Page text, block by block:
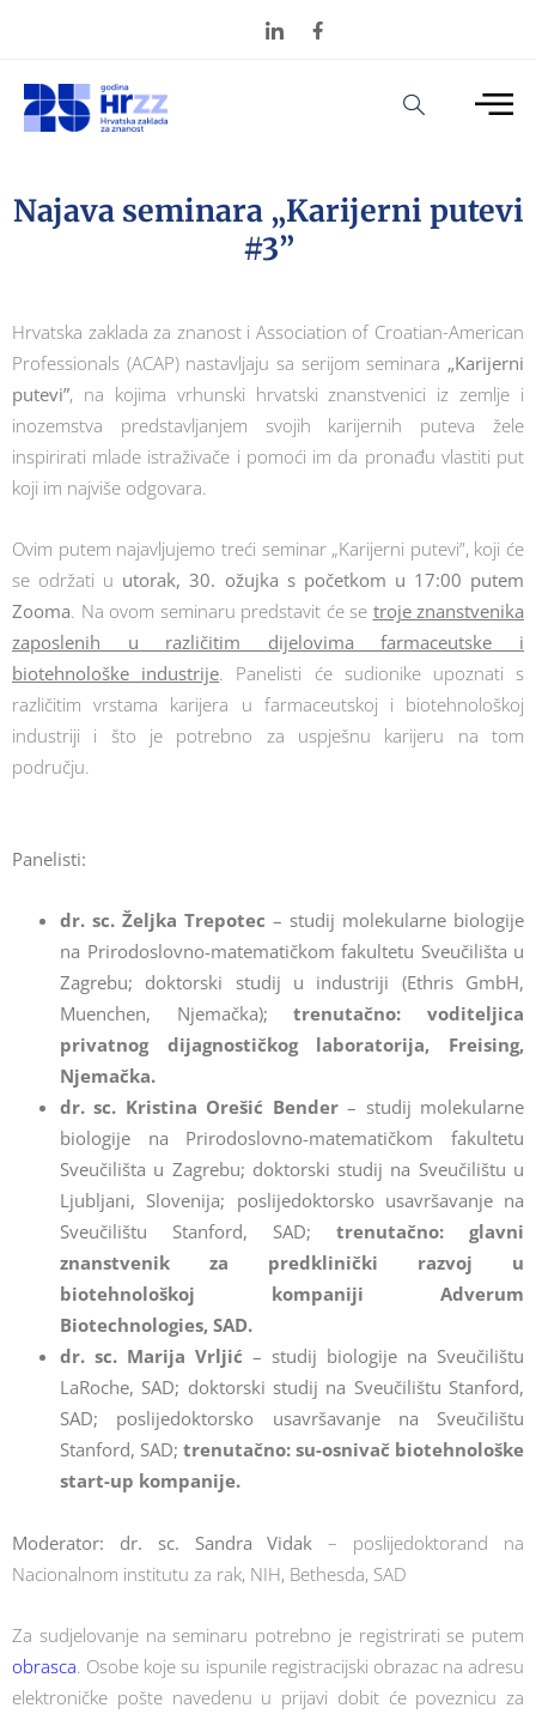
Najava seminara „Karijerni putevi
#3”
Hrvatska zaklada za znanost i Association of Croatian-American
Professionals (ACAP) nastavljaju sa serijom seminara „Karijerni
putevi”, na kojima vrhunski hrvatski znanstvenici iz zemlje i
inozemstva predstavljanjem svojih karijernih puteva žele
inspirirati mlade istraživače i pomoći im da pronađu vlastiti put
koji im najviše odgovara.
Ovim putem najavljujemo treći seminar „Karijerni putevi”, koji će
se održati u utorak, 30. ožujka s početkom u 17:00 putem
Zooma. Na ovom seminaru predstavit će se troje znanstvenika
zaposlenih u različitim dijelovima farmaceutske i
biotehnološke industrije. Panelisti će sudionike upoznati s
različitim vrstama karijera u farmaceutskoj i biotehnološkoj
industriji i što je potrebno za uspješnu karijeru na tom
području.
Panelisti:
dr. sc. Željka Trepotec – studij molekularne biologije
na Prirodoslovno-matematičkom fakultetu Sveučilišta u
Zagrebu; doktorski studij u industriji (Ethris GmbH,
Muenchen, Njemačka);trenutačno: voditeljica
privatnog dijagnostičkog laboratorija, Freising,
Njemačka.
dr. sc. Kristina Orešić Bender– studij molekularne
biologije na Prirodoslovno-matematičkom fakultetu
Sveučilišta u Zagrebu; doktorski studij na Sveučilištu u
Ljubljani, Slovenija; poslijedoktorsko usavršavanje na
Sveučilištu Stanford, SAD; trenutačno: glavni
znanstvenik za predklinički razvoj u
biotehnološkoj kompaniji Adverum
Biotechnologies, SAD.
dr. sc. Marija Vrljić – studij biologije na Sveučilištu
LaRoche, SAD; doktorski studij na Sveučilištu Stanford,
SAD; poslijedoktorsko usavršavanje na Sveučilištu
Stanford, SAD; trenutačno: su-osnivač biotehnološke
start-up kompanije.
Moderator: dr. sc. Sandra Vidak– poslijedoktorand na
Nacionalnom institutu za rak, NIH, Bethesda, SAD
Za sudjelovanje na seminaru potrebno je registrirati se putem
obrasca. Osobe koje su ispunile registracijski obrazac na adresu
elektroničke pošte navedenu u prijavi dobit će poveznicu za